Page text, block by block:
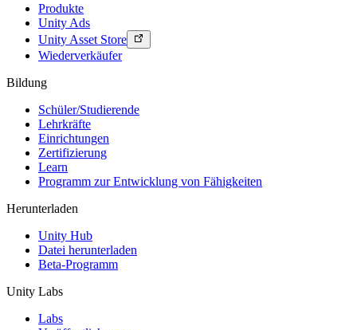
Produkte
Unity Ads
Unity Asset Store
Wiederverkäufer
Bildung
Schüler/Studierende
Lehrkräfte
Einrichtungen
Zertifizierung
Learn
Programm zur Entwicklung von Fähigkeiten
Herunterladen
Unity Hub
Datei herunterladen
Beta-Programm
Unity Labs
Labs